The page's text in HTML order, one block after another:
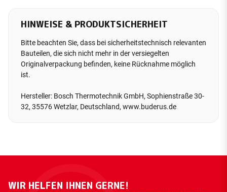
HINWEISE & PRODUKTSICHERHEIT
Bitte beachten Sie, dass bei sicherheitstechnisch relevanten
Bauteilen, die sich nicht mehr in der versiegelten
Originalverpackung befinden, keine Rücknahme möglich
ist.
Hersteller: Bosch Thermotechnik GmbH, Sophienstraße 30-
32, 35576 Wetzlar, Deutschland, www.buderus.de
WIR HELFEN IHNEN GERNE!